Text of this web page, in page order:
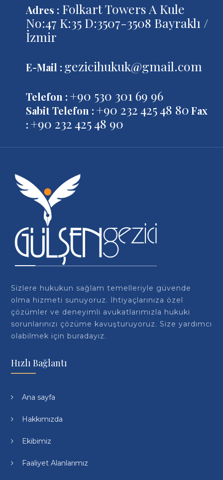
Adres : Folkart Towers A Kule
No:47 K:35 D:3507-3508 Bayraklı /
İzmir
E-Mail : gezicihukuk@gmail.com
Telefon : +90 530 301 69 96
Sabit Telefon : +90 232 425 48 80Fax
: +90 232 425 48 90
Sizlere hukukun sağlam temelleriyle güvende
olma hizmeti sunuyoruz. İhtiyaçlarınıza özel
çözümler ve deneyimli avukatlarımızla hukuki
sorunlarınızı çözüme kavuşturuyoruz. Size yardımcı
olabilmek için buradayız.
Hızlı Bağlantı
Ana sayfa
Hakkımızda
Ekibimiz
Faaliyet Alanlarımız